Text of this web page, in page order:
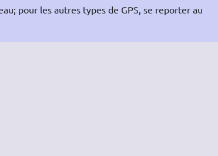
pour les autres types de GPS, se reporter au